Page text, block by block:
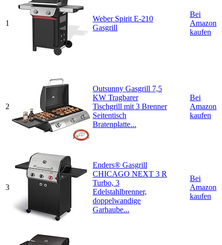
1
Weber Spirit E-210
Gasgrill
Bei
Amazon
kaufen
2
Outsunny Gasgrill 7,5
KW Tragbarer
Tischgrill mit 3 Brenner
Seitentisch
Bratenplatte...
Bei
Amazon
kaufen
3
Enders® Gasgrill
CHICAGO NEXT 3 R
Turbo, 3
Edelstahlbrenner,
doppelwandige
Garhaube...
Bei
Amazon
kaufen